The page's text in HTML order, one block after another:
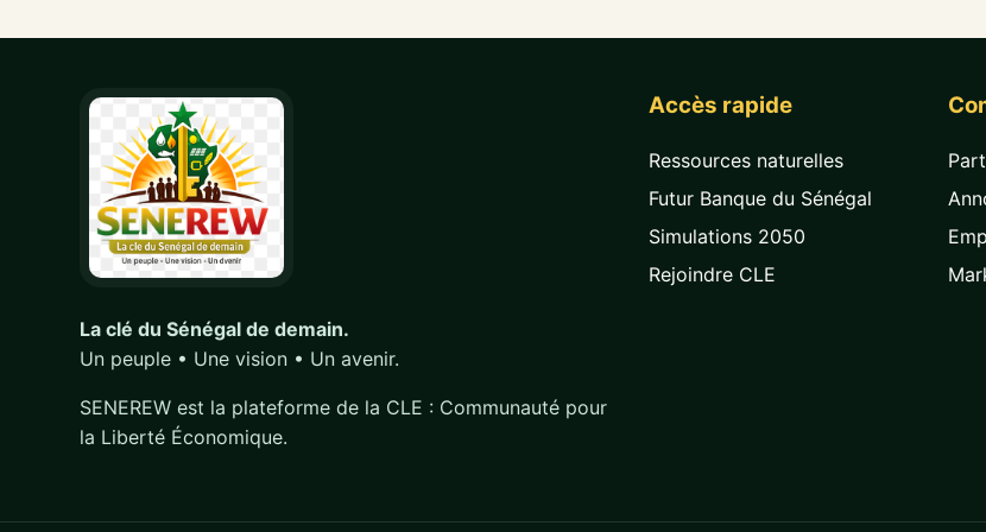
La clé du Sénégal de demain.
Un peuple • Une vision • Un avenir.
SENEREW est la plateforme de la CLE : Communauté pour
la Liberté Économique.
Accès rapide
Ressources naturelles
Futur Banque du Sénégal
Simulations 2050
Rejoindre CLE